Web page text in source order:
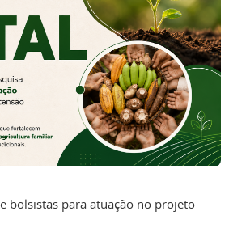
bolsistas para atuação no projeto